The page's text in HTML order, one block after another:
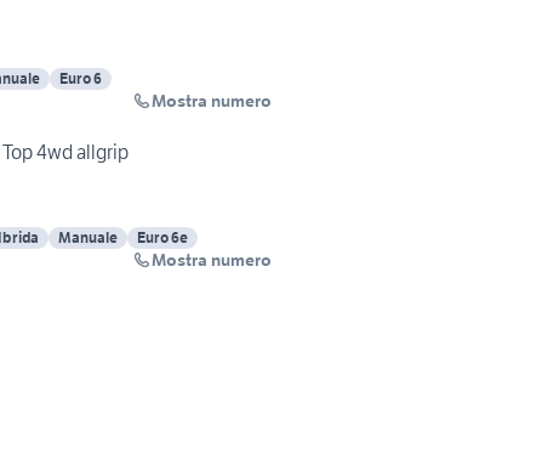
Euro 6
Mostra numero
4wd allgrip
Ibrida Manuale
Euro 6e
Mostra numero